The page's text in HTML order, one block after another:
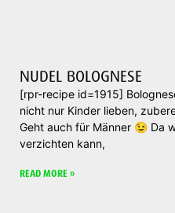
NUDEL BOLOGNESE
[rpr-recipe id=1915]
nicht nur Kinder lieben,
Geht auch für Männer 😉 Da
verzichten kann,
READ MORE »